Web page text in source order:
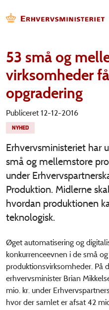
53 små og
virksomheder
opgradering
Publiceret 12-12-2016
NYHED
Erhvervsministeriet har
små og mellemstore
under
Produktion. Midlerne
hvordan produktionen
teknologisk.
Øget automatisering og
konkurrenceevnen i de små
produktionsvirksomheder. På
erhvervsminister Brian
mio. kr. under
hvor der samlet er afsat 42